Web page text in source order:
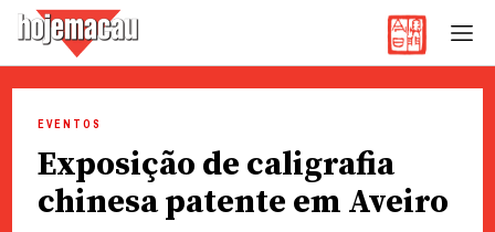
content
EVENTOS
Exposição de caligrafia
chinesa patente em Aveiro